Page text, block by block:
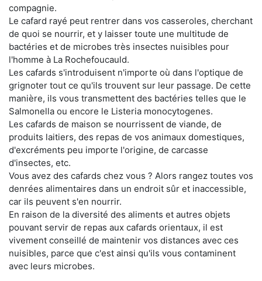
compagnie.
Le cafard rayé peut rentrer dans vos casseroles, cherchant
de quoi se nourrir, et y laisser toute une multitude de
bactéries et de microbes très insectes nuisibles pour
l'homme à La Rochefoucauld.
Les cafards s'introduisent n'importe où dans l'optique de
grignoter tout ce qu'ils trouvent sur leur passage. De cette
manière, ils vous transmettent des bactéries telles que le
Salmonella ou encore le Listeria monocytogenes.
Les cafards de maison se nourrissent de viande, de
produits laitiers, des repas de vos animaux domestiques,
d'excréments peu importe l'origine, de carcasse
d'insectes, etc.
Vous avez des cafards chez vous ? Alors rangez toutes vos
denrées alimentaires dans un endroit sûr et inaccessible,
car ils peuvent s'en nourrir.
En raison de la diversité des aliments et autres objets
pouvant servir de repas aux cafards orientaux, il est
vivement conseillé de maintenir vos distances avec ces
nuisibles, parce que c'est ainsi qu'ils vous contaminent
avec leurs microbes.